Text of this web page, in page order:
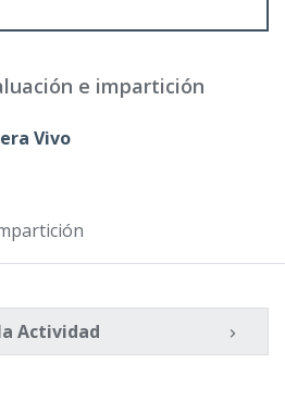
e impartición
Vivo
Actividad